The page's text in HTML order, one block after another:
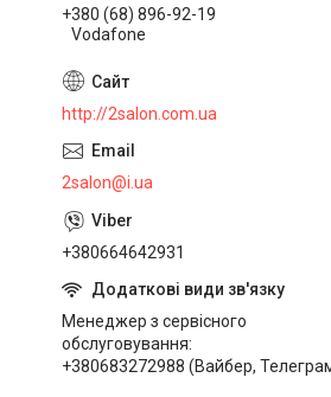
+380 (68) 896-92-19
Vodafone
http://2salon.com.ua
2salon@i.ua
+380664642931
Менеджер з сервісного
обслуговування
+380683272988 (Вайбер,